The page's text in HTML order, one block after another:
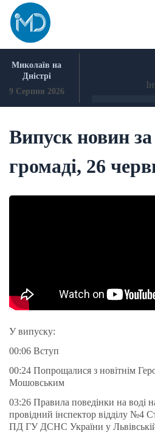
Skip
content
Миколаїв на
Дністрі
9 Серпня 2026
Випуск новин
громаді, 26
У випуску:
00:06 Вступ
00:24 Попрощалися з новітнім
Мошовським
03:26 Правила поведінки на воді
провідний інспектор відділу №4
ПД ГУ ДСНС України у Львівській